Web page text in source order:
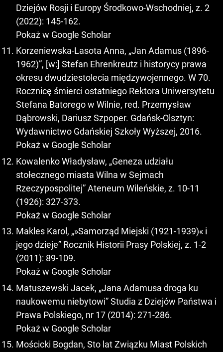
Dziejów Rosji i Europy Środkowo-Wschodniej, z. 2
(2022): 145-162.
Pokaż w Google Scholar
Korzeniewska-Lasota Anna, „Jan Adamus (1896-
1962)”, [w:] Stefan Ehrenkreutz i historycy prawa
okresu dwudziestolecia międzywojennego. W 70.
Rocznicę śmierci ostatniego Rektora Uniwersytetu
Stefana Batorego w Wilnie, red. Przemysław
Dąbrowski, Dariusz Szpoper. Gdańsk-Olsztyn:
Wydawnictwo Gdańskiej Szkoły Wyższej, 2016.
Pokaż w Google Scholar
Kowalenko Władysław, „Geneza udziału
stołecznego miasta Wilna w Sejmach
Rzeczypospolitej” Ateneum Wileńskie, z. 10-11
(1926): 327-373.
Pokaż w Google Scholar
Makles Karol, „»Samorząd Miejski (1921-1939)« i
jego dzieje” Rocznik Historii Prasy Polskiej, z. 1-2
(2011): 89-109.
Pokaż w Google Scholar
Matuszewski Jacek, „Jana Adamusa droga ku
naukowemu niebytowi” Studia z Dziejów Państwa i
Prawa Polskiego, nr 17 (2014): 271-286.
Pokaż w Google Scholar
Mościcki Bogdan, Sto lat Związku Miast Polskich